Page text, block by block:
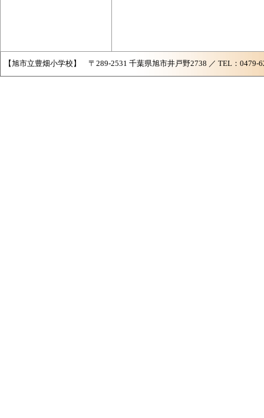
【旭市立豊畑小学校】 〒289-2531 千葉県旭市井戸野2738 ／ TEL：0479-